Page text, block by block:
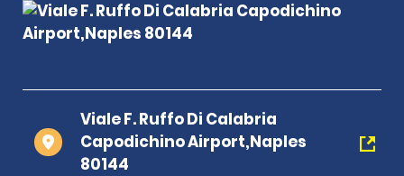
Viale F. Ruffo Di Calabria
Capodichino Airport,Naples
80144